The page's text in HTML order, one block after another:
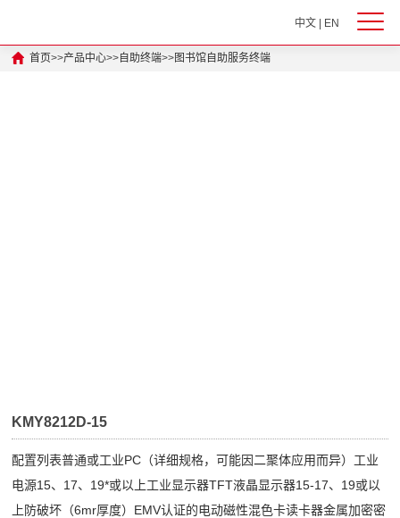
中文| EN
首页>>产品中心>>自助终端>>图书馆自助服务终端
KMY8212D-15
配置列表普通或工业PC（详细规格，可能因二聚体应用而异）工业
电源15、17、19*或以上工业显示器TFT液晶显示器15-17、19或以
上防破坏（6mr厚度）EMV认证的电动磁性混色卡读卡器金属加密密